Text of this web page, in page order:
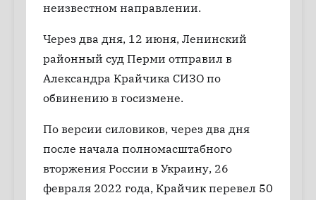
неизвестном направлении.
Через два дня, 12 июня, Ленинский
районный суд Перми отправил в
Александра Крайчика СИЗО по
обвинению в госизмене.
По версии силовиков, через два дня
после начала полномасштабного
вторжения России в Украину, 26
февраля 2022 года, Крайчик перевел 50